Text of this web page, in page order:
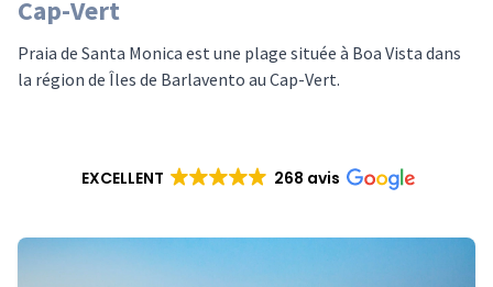
Cap-Vert
Praia de Santa Monica est une plage située à Boa Vista dans
la région de Îles de Barlavento au Cap-Vert.
EXCELLENT 268 avis